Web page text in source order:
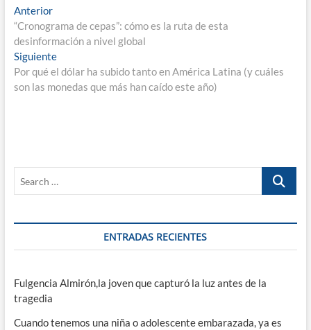
Navegación
de
entradas
AnteriorEntrada
anterior:
“Cronograma de cepas”: cómo es la ruta de esta
desinformación a nivel global
SiguienteEntrada
siguiente:
Por qué el dólar ha subido tanto en América Latina (y cuáles
son las monedas que más han caído este año)
Search
ENTRADAS RECIENTES
Fulgencia Almirón,la joven que capturó la luz antes de la
tragedia
Cuando tenemos una niña o adolescente embarazada, ya es